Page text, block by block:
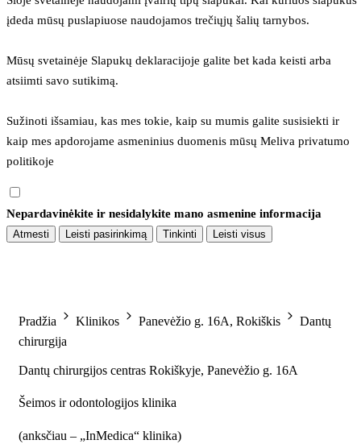
įdeda mūsų puslapiuose naudojamos trečiųjų šalių tarnybos.
Mūsų svetainėje Slapukų deklaracijoje galite bet kada keisti arba
atsiimti savo sutikimą.
Sužinoti išsamiau, kas mes tokie, kaip su mumis galite susisiekti ir
kaip mes apdorojame asmeninius duomenis mūsų Meliva privatumo
politikoje
Nepardavinėkite ir nesidalykite mano asmenine informacija
Atmesti Leisti pasirinkimą Tinkinti Leisti visus
Pradžia Klinikos Panevėžio g. 16A, Rokiškis
Dantų
chirurgija
Dantų chirurgijos centras Rokiškyje, Panevėžio g. 16A
Šeimos ir odontologijos klinika
(anksčiau – „InMedica“ klinika)